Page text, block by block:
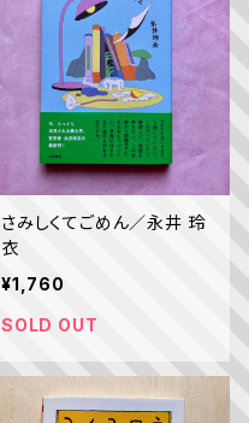
さみしくてごめん／永井 玲
衣
¥1,760
SOLD OUT